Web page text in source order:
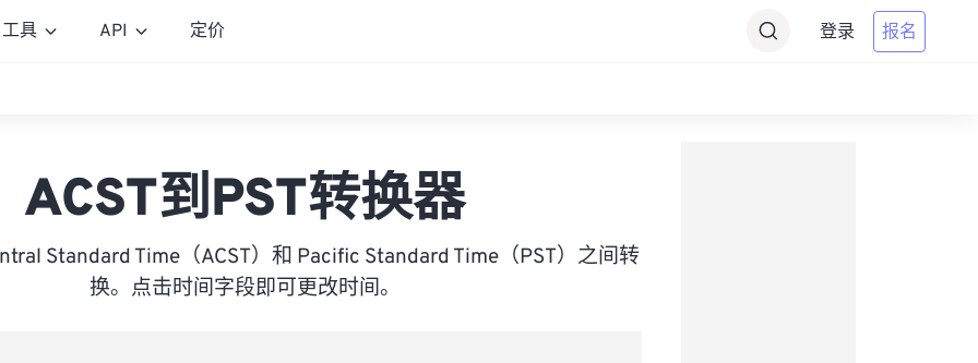
工具 API 定价 登录 报名
ACST到PST转换器
Standard Time（ACST）和 Pacific Standard Time（PST）之间转
换。点击时间字段即可更改时间。